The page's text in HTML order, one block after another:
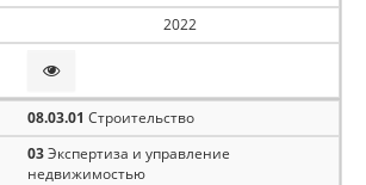
2022
08.03.01 Строительство
03Экспертиза и управление
недвижимостью